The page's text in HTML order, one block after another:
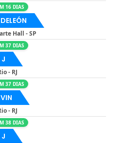
16 DIAS
Hall - SP
37 DIAS
- RJ
37 DIAS
- RJ
38 DIAS